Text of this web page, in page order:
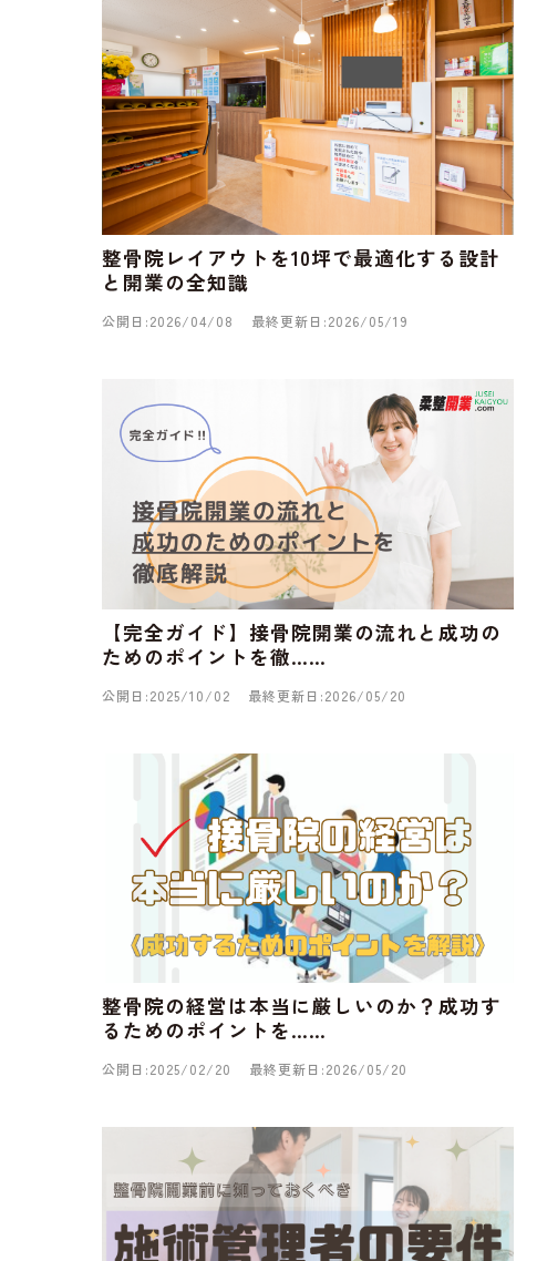
整骨院レイアウトを10坪で最適化する設計
と開業の全知識
公開日:2026/04/08 最終更新日:2026/05/19
【完全ガイド】接骨院開業の流れと成功の
ためのポイントを徹……
公開日:2025/10/02 最終更新日:2026/05/20
整骨院の経営は本当に厳しいのか？成功す
るためのポイントを……
公開日:2025/02/20 最終更新日:2026/05/20